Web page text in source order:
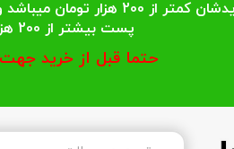
مشتریان محترمی که جمع
پست بیشتر از 200 هزار تومان میباشد اگر به صرفه است خرید خود را انجام دهند.
حتما قبل از خرید